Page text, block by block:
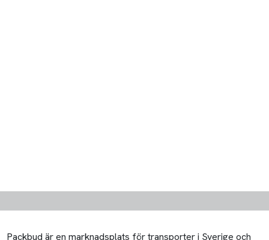
Packbud är en marknadsplats för transporter i Sverige och